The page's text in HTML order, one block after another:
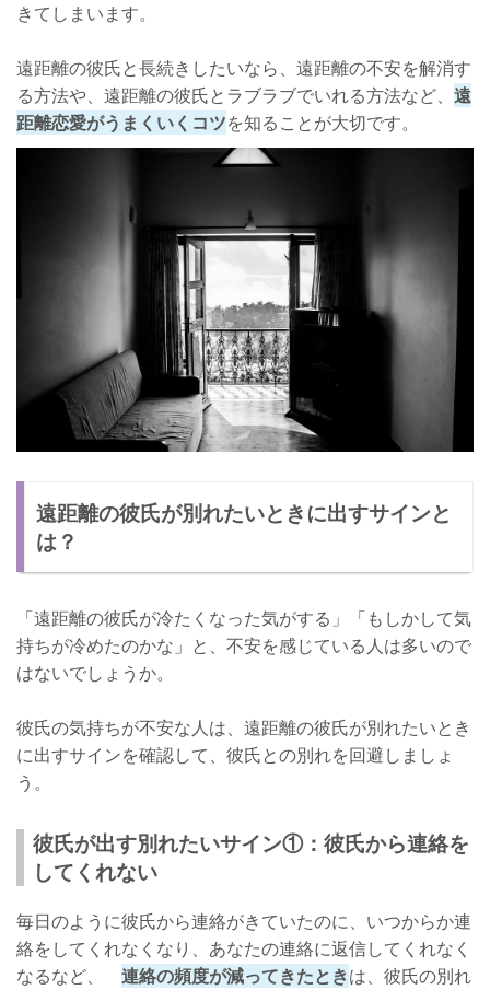
きてしまいます。
遠距離の彼氏と長続きしたいなら、遠距離の不安を解消す
る方法や、遠距離の彼氏とラブラブでいれる方法など、 遠
距離恋愛がうまくいくコツを知ることが大切です。
遠距離の彼氏が別れたいときに出すサインと
は？
「遠距離の彼氏が冷たくなった気がする」「もしかして気
持ちが冷めたのかな」と、不安を感じている人は多いので
はないでしょうか。
彼氏の気持ちが不安な人は、遠距離の彼氏が別れたいとき
に出すサインを確認して、彼氏との別れを回避しましょ
う。
彼氏が出す別れたいサイン①：彼氏から連絡を
してくれない
毎日のように彼氏から連絡がきていたのに、いつからか連
絡をしてくれなくなり、あなたの連絡に返信してくれなく
なるなど、 連絡の頻度が減ってきたときは、彼氏の別れ